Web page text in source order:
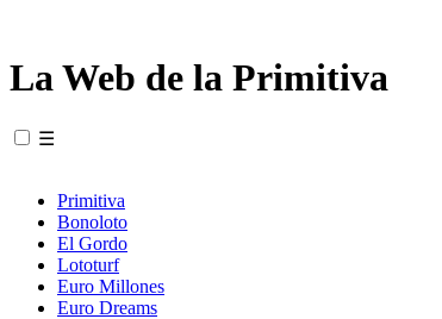
La Web de la Primitiva
☰
Primitiva
Bonoloto
El Gordo
Lototurf
Euro Millones
Euro Dreams